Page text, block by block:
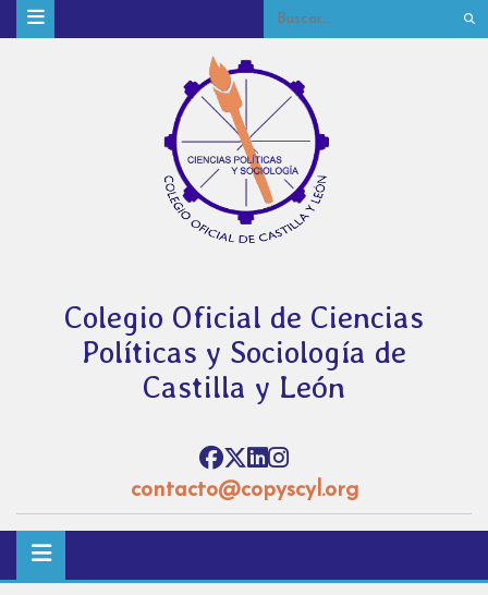
Colegio Oficial de Ciencias
Políticas y Sociología de
Castilla y León
contacto@copyscyl.org